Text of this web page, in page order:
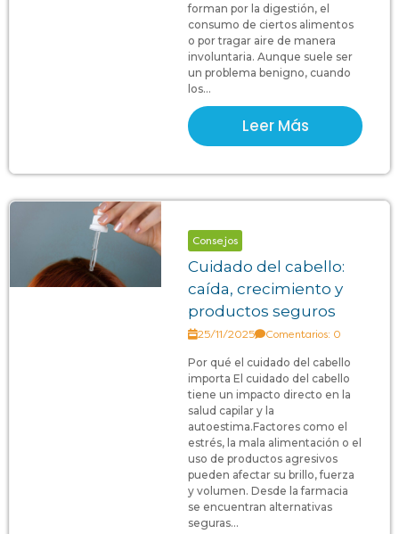
forman por la digestión, el
consumo de ciertos alimentos
o por tragar aire de manera
involuntaria. Aunque suele ser
un problema benigno, cuando
los...
Leer Más
Consejos
Cuidado del cabello:
caída, crecimiento y
productos seguros
25/11/2025 Comentarios: 0
Por qué el cuidado del cabello
importa El cuidado del cabello
tiene un impacto directo en la
salud capilar y la
autoestima.Factores como el
estrés, la mala alimentación o el
uso de productos agresivos
pueden afectar su brillo, fuerza
y volumen. Desde la farmacia
se encuentran alternativas
seguras...